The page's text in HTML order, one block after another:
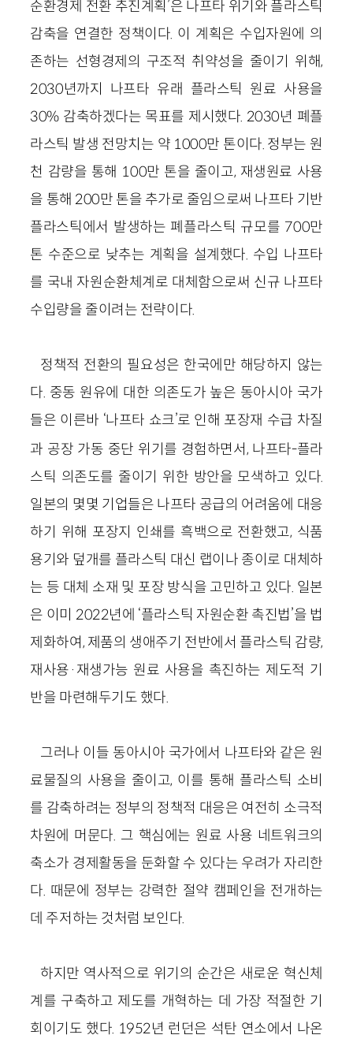
순환경제 전환 추진계획’은 나프타 위기와 플라스틱
감축을 연결한 정책이다. 이 계획은 수입자원에 의
존하는 선형경제의 구조적 취약성을 줄이기 위해,
2030년까지 나프타 유래 플라스틱 원료 사용을
30% 감축하겠다는 목표를 제시했다. 2030년 폐플
라스틱 발생 전망치는 약 1000만 톤이다. 정부는 원
천 감량을 통해 100만 톤을 줄이고, 재생원료 사용
을 통해 200만 톤을 추가로 줄임으로써 나프타 기반
플라스틱에서 발생하는 폐플라스틱 규모를 700만
톤 수준으로 낮추는 계획을 설계했다. 수입 나프타
를 국내 자원순환체계로 대체함으로써 신규 나프타
수입량을 줄이려는 전략이다.
정책적 전환의 필요성은 한국에만 해당하지 않는
다. 중동 원유에 대한 의존도가 높은 동아시아 국가
들은 이른바 ‘나프타 쇼크’로 인해 포장재 수급 차질
과 공장 가동 중단 위기를 경험하면서, 나프타-플라
스틱 의존도를 줄이기 위한 방안을 모색하고 있다.
일본의 몇몇 기업들은 나프타 공급의 어려움에 대응
하기 위해 포장지 인쇄를 흑백으로 전환했고, 식품
용기와 덮개를 플라스틱 대신 랩이나 종이로 대체하
는 등 대체 소재 및 포장 방식을 고민하고 있다. 일본
은 이미 2022년에 ‘플라스틱 자원순환 촉진법’을 법
제화하여, 제품의 생애주기 전반에서 플라스틱 감량,
재사용·재생가능 원료 사용을 촉진하는 제도적 기
반을 마련해두기도 했다.
그러나 이들 동아시아 국가에서 나프타와 같은 원
료물질의 사용을 줄이고, 이를 통해 플라스틱 소비
를 감축하려는 정부의 정책적 대응은 여전히 소극적
차원에 머문다. 그 핵심에는 원료 사용 네트워크의
축소가 경제활동을 둔화할 수 있다는 우려가 자리한
다. 때문에 정부는 강력한 절약 캠페인을 전개하는
데 주저하는 것처럼 보인다.
하지만 역사적으로 위기의 순간은 새로운 혁신체
계를 구축하고 제도를 개혁하는 데 가장 적절한 기
회이기도 했다. 1952년 런던은 석탄 연소에서 나온